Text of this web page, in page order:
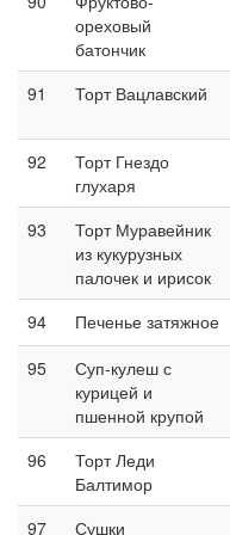
ореховый
батончик
91 Торт Вацлавский
92
Торт Гнездо
глухаря
93
Торт Муравейник
из кукурузных
палочек и ирисок
94 Печенье затяжное
95
Суп-кулеш с
курицей и
пшенной крупой
96
Торт Леди
Балтимор
97 Сушки